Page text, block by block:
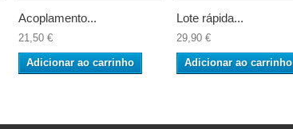
Acoplamento...
21,50 €
Adicionar ao carrinho
Lote rápida...
29,90 €
Adicionar ao carrinho